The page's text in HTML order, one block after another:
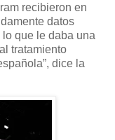
recibieron en
datos
que le daba una
tratamiento
dice la